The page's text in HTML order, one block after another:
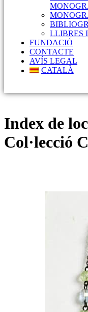
LLIBRES
FUNDACIÓ
CONTACTE
AVÍS LEGAL
CATALÀ
Index de
Col·lecció